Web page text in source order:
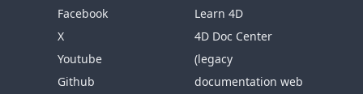
Facebook
X
Youtube
Github
Learn 4D
4D Doc Center
(legacy
documentation web